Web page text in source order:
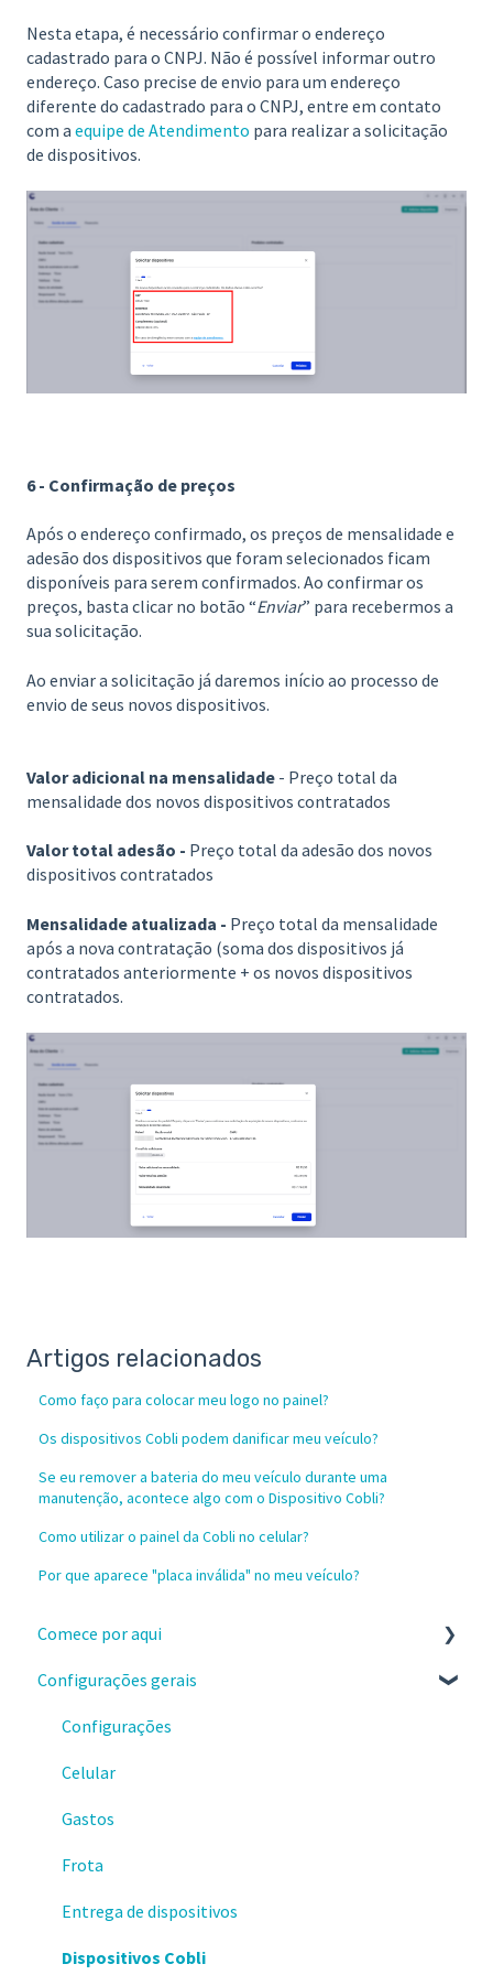
Nesta etapa, é necessário confirmar o endereço
cadastrado para o CNPJ. Não é possível informar outro
endereço. Caso precise de envio para um endereço
diferente do cadastrado para o CNPJ, entre em contato
com a equipe de Atendimento para realizar a solicitação
de dispositivos.
6 - Confirmação de preços
Após o endereço confirmado, os preços de mensalidade e
adesão dos dispositivos que foram selecionados ficam
disponíveis para serem confirmados. Ao confirmar os
preços, basta clicar no botão “Enviar” para recebermos a
sua solicitação.
Ao enviar a solicitação já daremos início ao processo de
envio de seus novos dispositivos.
Valor adicional na mensalidade - Preço total da
mensalidade dos novos dispositivos contratados
Valor total adesão - Preço total da adesão dos novos
dispositivos contratados
Mensalidade atualizada - Preço total da mensalidade
após a nova contratação (soma dos dispositivos já
contratados anteriormente + os novos dispositivos
contratados.
Artigos relacionados
Como faço para colocar meu logo no painel?
Os dispositivos Cobli podem danificar meu veículo?
Se eu remover a bateria do meu veículo durante uma
manutenção, acontece algo com o Dispositivo Cobli?
Como utilizar o painel da Cobli no celular?
Por que aparece "placa inválida" no meu veículo?
Comece por aqui
Instalação e recebimento dos dispositivos
Configure a sua conta no painel da Cobli
Primeiros passos no painel da Cobli
Faça os treinamentos sobre o painel Cobli
Informações importantes
Precisou de suporte?
Conquistando resultados
Configurações gerais
Configurações
Celular
Gastos
Frota
Entrega de dispositivos
Dispositivos Cobli